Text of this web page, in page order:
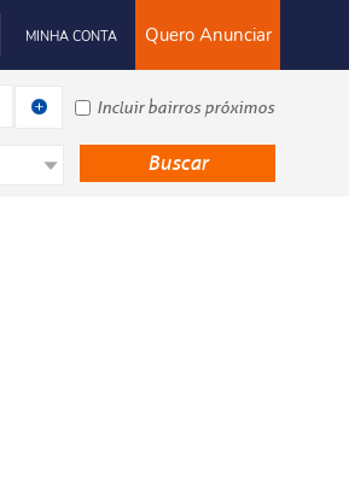
Quero Anunciar
MINHA CONTA
Incluir bairros próximos